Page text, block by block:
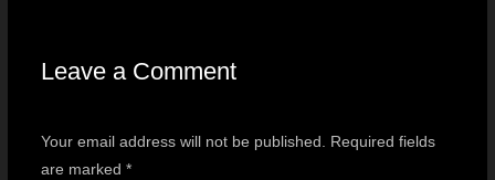
Leave a Comment
Your email address will not be published. Required fields
are marked *